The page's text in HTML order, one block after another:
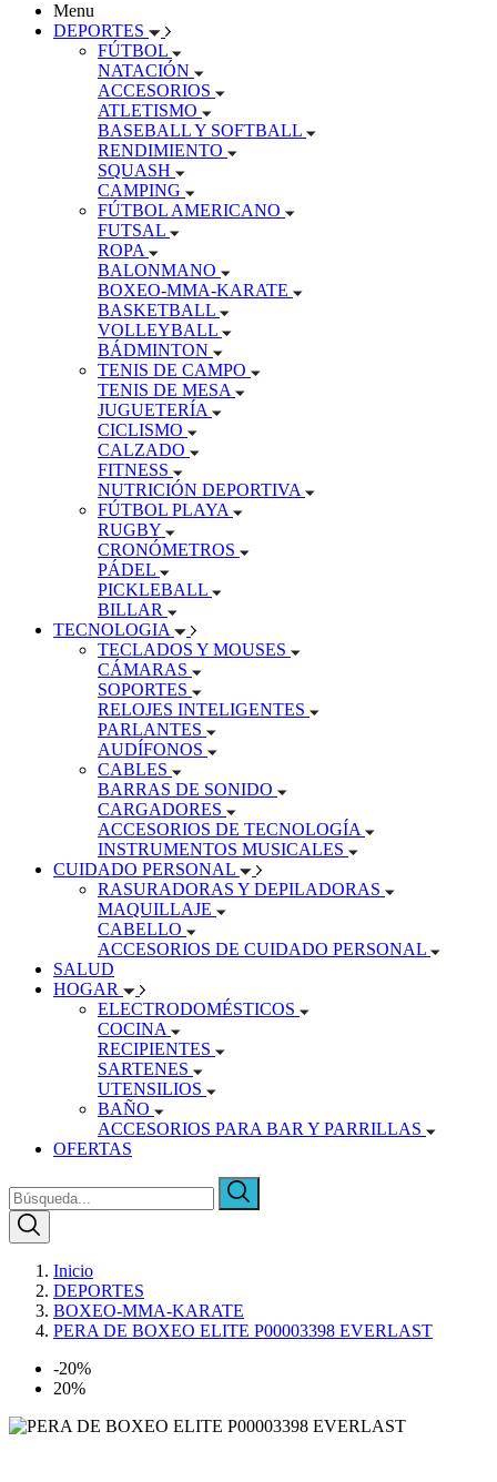
Menu
DEPORTES
FÚTBOL
NATACIÓN
ACCESORIOS
ATLETISMO
BASEBALL Y SOFTBALL
RENDIMIENTO
SQUASH
CAMPING
FÚTBOL AMERICANO
FUTSAL
ROPA
BALONMANO
BOXEO-MMA-KARATE
BASKETBALL
VOLLEYBALL
BÁDMINTON
TENIS DE CAMPO
TENIS DE MESA
JUGUETERÍA
CICLISMO
CALZADO
FITNESS
NUTRICIÓN DEPORTIVA
FÚTBOL PLAYA
RUGBY
CRONÓMETROS
PÁDEL
PICKLEBALL
BILLAR
TECNOLOGIA
TECLADOS Y MOUSES
CÁMARAS
SOPORTES
RELOJES INTELIGENTES
PARLANTES
AUDÍFONOS
CABLES
BARRAS DE SONIDO
CARGADORES
ACCESORIOS DE TECNOLOGÍA
INSTRUMENTOS MUSICALES
CUIDADO PERSONAL
RASURADORAS Y DEPILADORAS
MAQUILLAJE
CABELLO
ACCESORIOS DE CUIDADO PERSONAL
SALUD
HOGAR
ELECTRODOMÉSTICOS
COCINA
RECIPIENTES
SARTENES
UTENSILIOS
BAÑO
ACCESORIOS PARA BAR Y PARRILLAS
OFERTAS
Inicio
DEPORTES
BOXEO-MMA-KARATE
PERA DE BOXEO ELITE P00003398 EVERLAST
-20%
20%